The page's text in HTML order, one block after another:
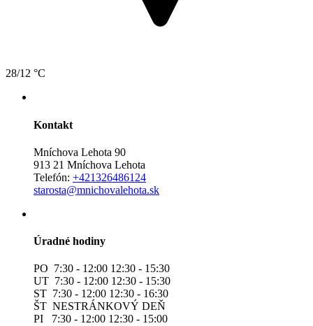
28/12 °C
Kontakt
Mníchova Lehota 90
913 21 Mníchova Lehota
Telefón: +421326486124
starosta@mnichovalehota.sk
Úradné hodiny
PO 7:30 - 12:00 12:30 - 15:30
UT 7:30 - 12:00 12:30 - 15:30
ST 7:30 - 12:00 12:30 - 16:30
ŠT NESTRÁNKOVÝ DEŇ
PI 7:30 - 12:00 12:30 - 15:00